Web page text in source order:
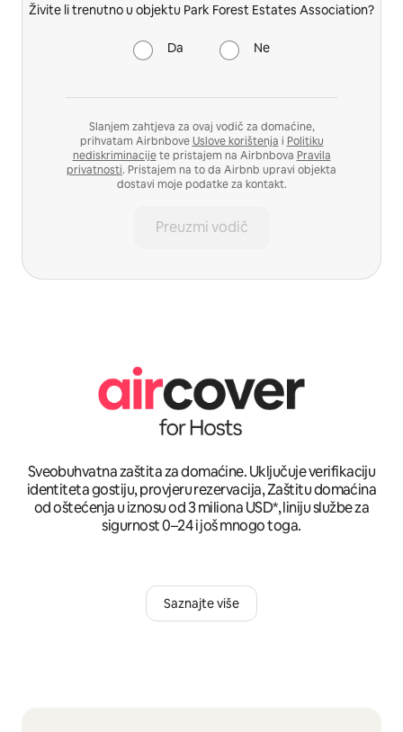
Živite li trenutno u objektu Park Forest Estates Association?
Da Ne
Slanjem zahtjeva za ovaj vodič za domaćine,
prihvatam AirbnboveUslove korištenja i Politiku
nediskriminacijete pristajem na Airbnbova Pravila
privatnosti. Pristajem na to da Airbnb upravi objekta
dostavi moje podatke za kontakt.
Preuzmi vodič
Sveobuhvatna zaštita za domaćine. Uključuje verifikaciju
identiteta gostiju, provjeru rezervacija, Zaštitu domaćina
od oštećenja u iznosu od 3 miliona USD*, liniju službe za
sigurnost 0–24 i još mnogo toga.
Saznajte više